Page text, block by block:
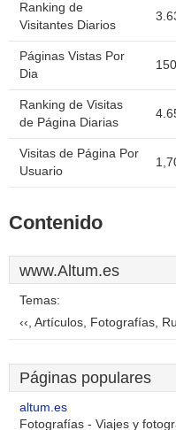
Ranking de
Visitantes Diarios
Páginas Vistas Por
Dia
150
Ranking de Visitas
de Página Diarias
Visitas de Página Por
Usuario
Contenido
www.Altum.es
Temas:
‹‹, Artículos, Fotografías,
Páginas populares
altum.es
Fotografías - Viajes y